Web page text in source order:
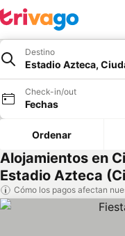
Destino
Estadio Azteca,
Check-in/out
Fechas
Ordenar
Alojamientos en
Estadio Azteca
Cómo los pagos afectan